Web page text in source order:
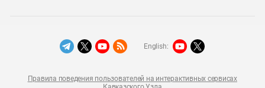
Правила поведения пользователей на интерактивных сервисах
English: